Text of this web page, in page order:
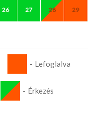
26 27 28 29
- Lefoglalva
- Érkezés